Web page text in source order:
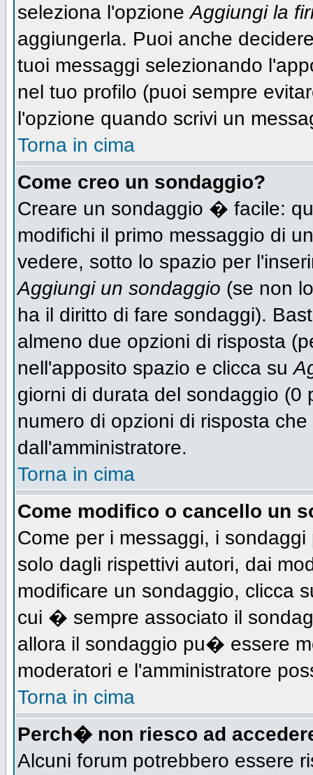
seleziona l'opzioneAggiungi la
aggiungerla. Puoi anche
tuoi messaggi selezionando
nel tuo profilo (puoi sempre
l'opzione quando scrivi un
Torna in cima
Come creo un sondaggio?
Creare un sondaggio � facile:
modifichi il primo messaggio di
vedere, sotto lo spazio per
Aggiungi un sondaggio (se non
ha il diritto di fare sondaggi).
almeno due opzioni di risposta
nell'apposito spazio e clicca su
giorni di durata del sondaggio
numero di opzioni di risposta
dall'amministratore.
Torna in cima
Come modifico o cancello un
Come per i messaggi, i
solo dagli rispettivi autori, dai
modificare un sondaggio, clicca
cui � sempre associato il
allora il sondaggio pu� essere
moderatori e l'amministratore
Torna in cima
Perch� non riesco ad
Alcuni forum potrebbero essere